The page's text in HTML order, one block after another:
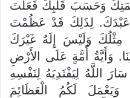
وَحَسَبَ قَلْبِكَ فَعَلْتَ
عَبْدَكَ. لِذَلِكَ قَدْ عَظُمْتَ
مِثْلُكَ وَلَيْسَ إِلَهٌ غَيْرَكَ
وَأَيَّةُ أُمَّةٍ عَلَى الأَرْضِ
اللَّهُ لِيَفْتَدِيَهُ لِنَفْسِهِ
وَيَعْمَلَ لَكُمُ الْعَظَائِمَ